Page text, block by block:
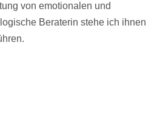
von emotionalen und
Beraterin stehe ich ihnen